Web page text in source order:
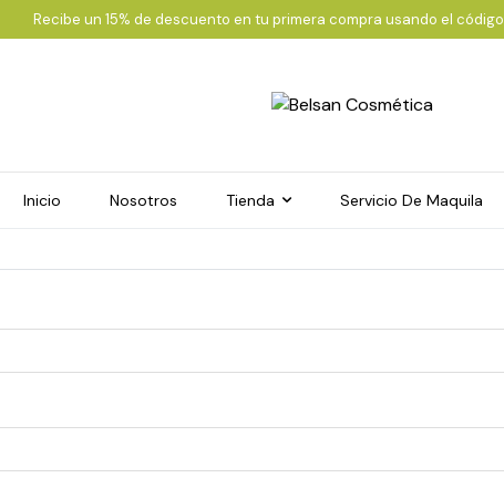
Recibe un 15% de descuento en tu primera compra usando el código
Inicio Nosotros Tienda Servicio De Maquila